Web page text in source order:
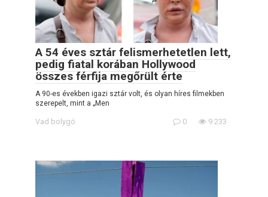
A 54 éves sztár felismerhetetlen lett,
pedig fiatal korában Hollywood
összes férfija megőrült érte
A 90-es években igazi sztár volt, és olyan híres filmekben
szerepelt, mint a „Men
Vad bolygó 0 9 233